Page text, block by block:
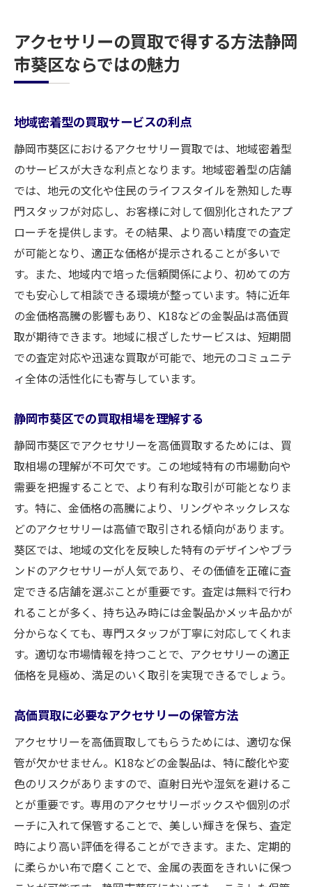
アクセサリーの買取で得する方法静岡
市葵区ならではの魅力
地域密着型の買取サービスの利点
静岡市葵区におけるアクセサリー買取では、地域密着型
のサービスが大きな利点となります。地域密着型の店舗
では、地元の文化や住民のライフスタイルを熟知した専
門スタッフが対応し、お客様に対して個別化されたアプ
ローチを提供します。その結果、より高い精度での査定
が可能となり、適正な価格が提示されることが多いで
す。また、地域内で培った信頼関係により、初めての方
でも安心して相談できる環境が整っています。特に近年
の金価格高騰の影響もあり、K18などの金製品は高価買
取が期待できます。地域に根ざしたサービスは、短期間
での査定対応や迅速な買取が可能で、地元のコミュニテ
ィ全体の活性化にも寄与しています。
静岡市葵区での買取相場を理解する
静岡市葵区でアクセサリーを高価買取するためには、買
取相場の理解が不可欠です。この地域特有の市場動向や
需要を把握することで、より有利な取引が可能となりま
す。特に、金価格の高騰により、リングやネックレスな
どのアクセサリーは高値で取引される傾向があります。
葵区では、地域の文化を反映した特有のデザインやブラ
ンドのアクセサリーが人気であり、その価値を正確に査
定できる店舗を選ぶことが重要です。査定は無料で行わ
れることが多く、持ち込み時には金製品かメッキ品かが
分からなくても、専門スタッフが丁寧に対応してくれま
す。適切な市場情報を持つことで、アクセサリーの適正
価格を見極め、満足のいく取引を実現できるでしょう。
高価買取に必要なアクセサリーの保管方法
アクセサリーを高価買取してもらうためには、適切な保
管が欠かせません。K18などの金製品は、特に酸化や変
色のリスクがありますので、直射日光や湿気を避けるこ
とが重要です。専用のアクセサリーボックスや個別のポ
ーチに入れて保管することで、美しい輝きを保ち、査定
時により高い評価を得ることができます。また、定期的
に柔らかい布で磨くことで、金属の表面をきれいに保つ